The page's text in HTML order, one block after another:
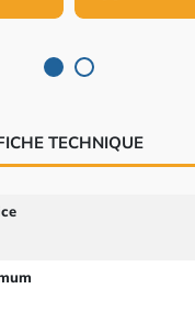
TECHNIQUE